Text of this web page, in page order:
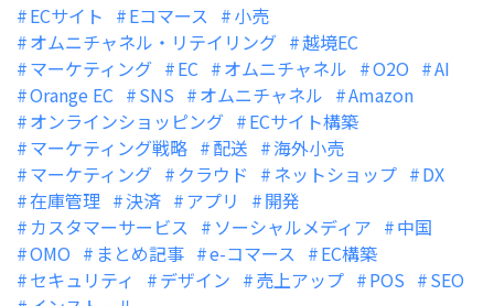
ECサイト Eコマース
小売
オムニチャネル・リテイリング
越境EC
マーケティング
EC オムニチャネル O2O
AI
Orange EC
SNS オムニチャネル
Amazon
オンラインショッピング
ECサイト構築
マーケティング戦略
配送
海外小売
マーケティング
クラウド ネットショップ
DX
在庫管理
決済 アプリ
開発
カスタマーサービス
ソーシャルメディア
中国
OMO
まとめ記事 e-コマース
EC構築
セキュリティ
デザイン 売上アップ POS
SEO